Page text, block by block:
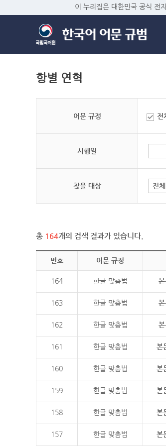
이 누리집은 대한민국 공식 전
항별 연혁
어문 규정 전
시행일
찾을 대상
총 164개의 검색 결과가 있습니다.
번호 어문 규정
164 한글 맞춤법
163 한글 맞춤법
162 한글 맞춤법
161 한글 맞춤법 본
160 한글 맞춤법 본
159 한글 맞춤법 본
158 한글 맞춤법 본
157 한글 맞춤법 본